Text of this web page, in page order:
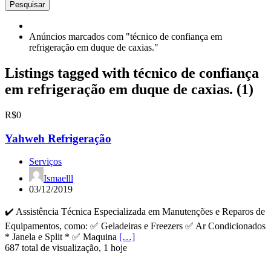
Pesquisar
Anúncios marcados com "técnico de confiança em
refrigeração em duque de caxias."
Listings tagged with técnico de confiança
em refrigeração em duque de caxias. (1)
R$0
Yahweh Refrigeração
Serviços
Ismaelll
03/12/2019
✔️ Assistência Técnica Especializada em Manutenções e Reparos de
Equipamentos, como: ✅ Geladeiras e Freezers ✅ Ar Condicionados
* Janela e Split * ✅ Maquina […]
687 total de visualização, 1 hoje